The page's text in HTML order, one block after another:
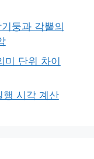
둥과 각뿔의
미 단위 차이
행 시각 계산